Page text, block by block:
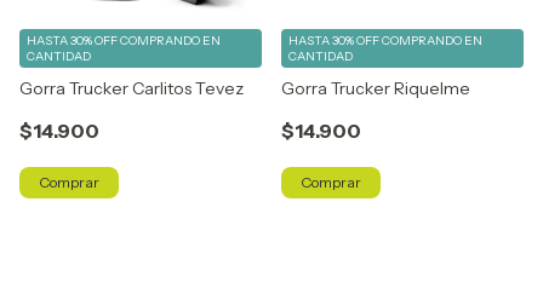
Gorra Trucker Carlitos Tevez
$14.900
HASTA 30% OFFCOMPRANDO EN
CANTIDAD
Comprar
Gorra Trucker Riquelme
$14.900
HASTA 30% OFFCOMPRANDO EN
CANTIDAD
Comprar